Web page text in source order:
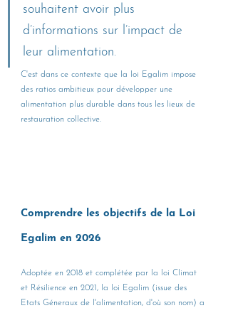
souhaitent avoir plus
d’informations sur l’impact de
leur alimentation.
C'est dans ce contexte que la loi Egalim impose
des ratios ambitieux pour développer une
alimentation plus durable dans tous les lieux de
restauration collective.
Comprendre les objectifs de la Loi
Egalim en 2026
Adoptée en 2018 et complétée par la loi Climat
et Résilience en 2021, la loi Egalim (issue des
Etats Géneraux de l'alimentation, d'où son nom) a